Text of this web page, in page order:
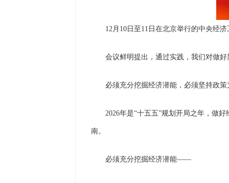
12月10日至11日在北京举行的中央经
会议鲜明提出，通过实践，我们对做
必须充分挖掘经济潜能，必须坚持政
2026年是“十五五”规划开局之年，做
南。
必须充分挖掘经济潜能——